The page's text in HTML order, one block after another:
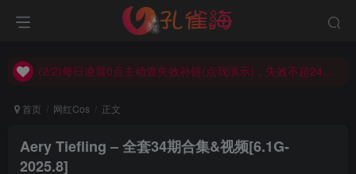
(2/2)每日凌晨0点主动查失效补链(点我演示)，失效不超24小时，
(2/2)每日凌晨0点主动查失效补链(点我演示)，失效不超24小时，
首页 网红Cos 正文
Aery Tiefling – 全套34期合集&视频[6.1G-
2025.8]